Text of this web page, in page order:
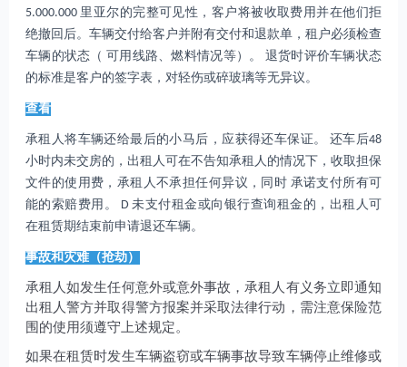
5.000.000 里亚尔的完整可见性，客户将被收取费用并在他们拒
绝撤回后。车辆交付给客户并附有交付和退款单，租户必须检查
车辆的状态（ 可用线路、燃料情况等）。 退货时评价车辆状态
的标准是客户的签字表，对轻伤或碎玻璃等无异议。
查看
承租人将车辆还给最后的小马后，应获得还车保证。 还车后48
小时内未交房的，出租人可在不告知承租人的情况下，收取担保
文件的使用费，承租人不承担任何异议，同时 承诺支付所有可
能的索赔费用。 D 未支付租金或向银行查询租金的，出租人可
在租赁期结束前申请退还车辆。
事故和灾难（抢劫）
承租人如发生任何意外或意外事故，承租人有义务立即通知
出租人警方并取得警方报案并采取法律行动，需注意保险范
围的使用须遵守上述规定。
如果在租赁时发生车辆盗窃或车辆事故导致车辆停止维修或